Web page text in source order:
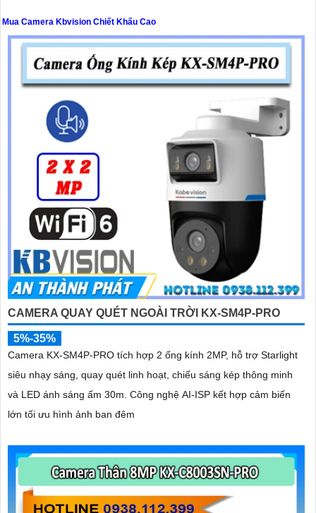
Mua Camera Kbvision Chiết Khấu Cao
CAMERA QUAY QUÉT NGOÀI TRỜI KX-SM4P-PRO
5%-35%
Camera KX-SM4P-PRO tích hợp 2 ống kính 2MP, hỗ trợ Starlight
siêu nhạy sáng, quay quét linh hoạt, chiếu sáng kép thông minh
và LED ánh sáng ấm 30m. Công nghệ AI-ISP kết hợp cảm biến
lớn tối ưu hình ảnh ban đêm